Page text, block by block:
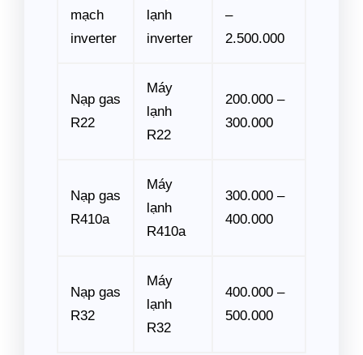
mạch
inverter
lạnh
inverter
–
2.500.000
Nạp gas
R22
Máy
lạnh
R22
200.000 –
300.000
Nạp gas
R410a
Máy
lạnh
R410a
300.000 –
400.000
Nạp gas
R32
Máy
lạnh
R32
400.000 –
500.000